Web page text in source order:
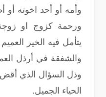
وأمه أو أحد اخوته أو
ورحمة كزوج او
يتأمل فيه الخير
والشفقة في أرذل
وذل السؤال الذي
الحياء الجميل.